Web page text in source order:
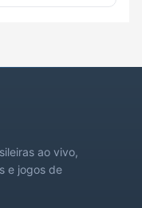
ao vivo,
e jogos de